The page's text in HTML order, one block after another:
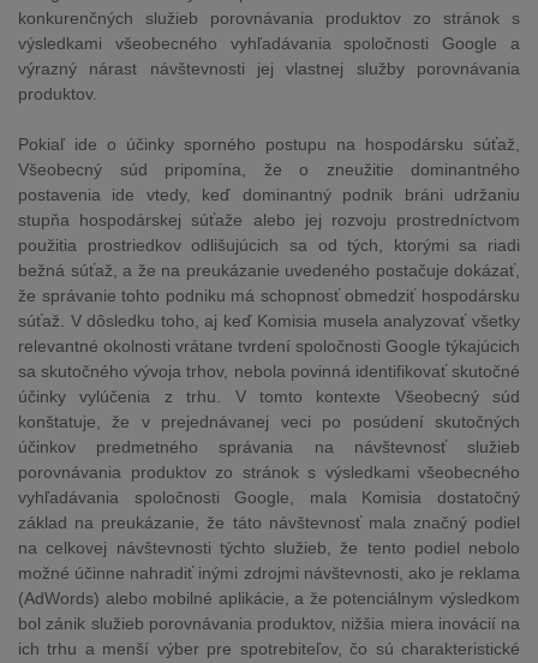
konkurenčných služieb porovnávania produktov zo stránok s
výsledkami všeobecného vyhľadávania spoločnosti Google a
výrazný nárast návštevnosti jej vlastnej služby porovnávania
produktov.
Pokiaľ ide o účinky sporného postupu na hospodársku súťaž,
Všeobecný súd pripomína, že o zneužitie dominantného
postavenia ide vtedy, keď dominantný podnik bráni udržaniu
stupňa hospodárskej súťaže alebo jej rozvoju prostredníctvom
použitia prostriedkov odlišujúcich sa od tých, ktorými sa riadi
bežná súťaž, a že na preukázanie uvedeného postačuje dokázať,
že správanie tohto podniku má schopnosť obmedziť hospodársku
súťaž. V dôsledku toho, aj keď Komisia musela analyzovať všetky
relevantné okolnosti vrátane tvrdení spoločnosti Google týkajúcich
sa skutočného vývoja trhov, nebola povinná identifikovať skutočné
účinky vylúčenia z trhu. V tomto kontexte Všeobecný súd
konštatuje, že v prejednávanej veci po posúdení skutočných
účinkov predmetného správania na návštevnosť služieb
porovnávania produktov zo stránok s výsledkami všeobecného
vyhľadávania spoločnosti Google, mala Komisia dostatočný
základ na preukázanie, že táto návštevnosť mala značný podiel
na celkovej návštevnosti týchto služieb, že tento podiel nebolo
možné účinne nahradiť inými zdrojmi návštevnosti, ako je reklama
(AdWords) alebo mobilné aplikácie, a že potenciálnym výsledkom
bol zánik služieb porovnávania produktov, nižšia miera inovácií na
ich trhu a menší výber pre spotrebiteľov, čo sú charakteristické